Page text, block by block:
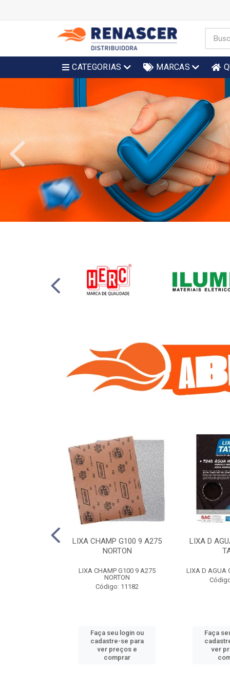
CATEGORIAS MARCAS
LIXA CHAMP G100 9 A275
NORTON
LIXA CHAMP G100 9 A275
NORTON
Código: 11182
Faça seu login ou
cadastre-se para
ver preços e
comprar
LIXA D
LIXA D AGUA
Faça
ver